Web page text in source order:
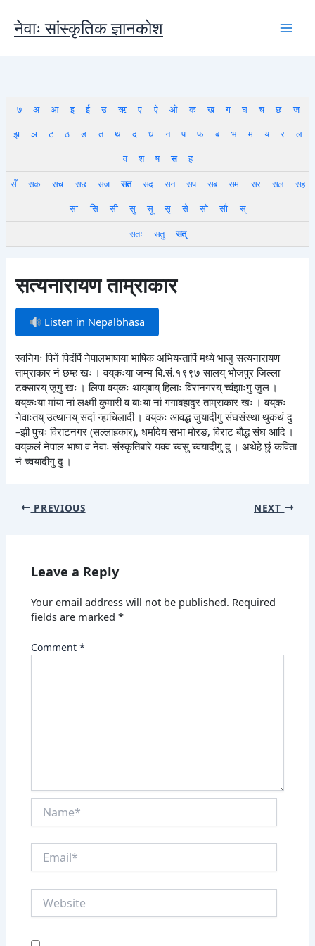
content
नेवाः सांस्कृतिक ज्ञानकोश
७ अ आ इ ई उ ऋ ए ऐ ओ क ख ग घ च छ
ज
झ
ञ ट ठ ड त थ द ध न प फ ब भ म य र
ल
व
श ष स
ह
सँ
सक सच सछ सज सत सद सन सप सब सम सर सल
सह
सा
सि सी सु सू सृ से सो सौ
स्
सतः
सतु सत्
सत्यनारायण ताम्राकार
Listen in Nepalbhasa
स्वनिगः पिनें पिदंपिं नेपालभाषाया भाषिक अभियन्तापिं मध्ये भाजु सत्यनारायण
ताम्राकार नं छम्ह खः । वय्‌कःया जन्म बि.सं.१९९७ सालय् भोजपुर जिल्ला
टक्सारय् जूगु खः । लिपा वय्‌कः थाय्‌बाय् हिलाः विरानगरय् च्वंझाःगु जुल ।
वय्‌कःया मांया नां लक्ष्मी कुमारी व बाःया नां गंगाबहादुर ताम्राकार खः । वय्‌कः
नेवाःतय् उत्थानय् सदां न्ह्यचिलादी । वय्‌कः आवद्ध जुयादीगु संघसंस्था थुकथं दु
–झी पुचः विराटनगर (सल्लाहकार), धर्मादेय सभा मोरङ, विराट बौद्ध संघ आदि ।
वय्‌कलं नेपाल भाषा व नेवाः संस्कृतिबारे यक्व च्वसु च्वयादीगु दु । अथेहे छुं कविता
नं च्वयादीगु दु ।
PREVIOUS NEXT
Leave a Reply
Your email address will not be published. Required
fields are marked*
Comment*